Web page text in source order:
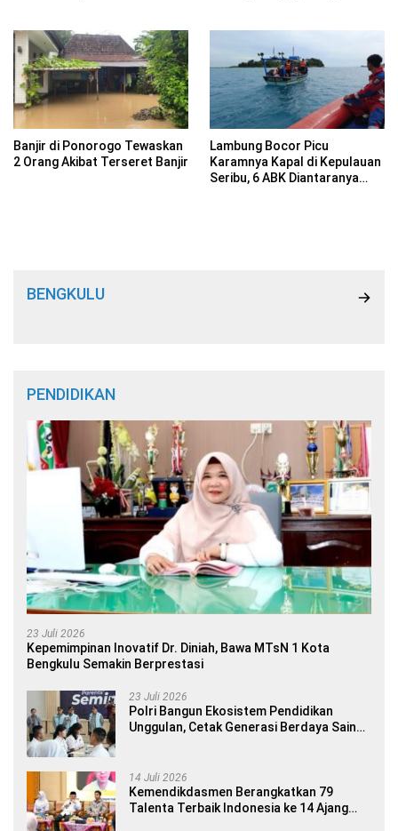
Banjir di Ponorogo Tewaskan
2 Orang Akibat Terseret Banjir
Lambung Bocor Picu
Karamnya Kapal di Kepulauan
Seribu, 6 ABK Diantaranya
BENGKULU
PENDIDIKAN
23 Juli 2026
Kepemimpinan Inovatif Dr. Diniah, Bawa MTsN 1 Kota
Bengkulu Semakin Berprestasi
23 Juli 2026
Polri Bangun Ekosistem Pendidikan
Unggulan, Cetak Generasi Berdaya Saing
14 Juli 2026
Kemendikdasmen Berangkatkan 79
Talenta Terbaik Indonesia ke 14 Ajang